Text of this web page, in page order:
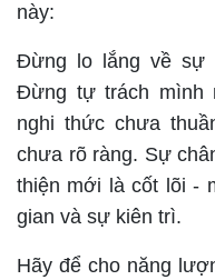
này:
Đừng lo lắng về sự
Đừng tự trách mình
nghi thức chưa
chưa rõ ràng. Sự
thiện mới là cốt lõi -
gian và sự kiên trì.
Hãy để cho năng